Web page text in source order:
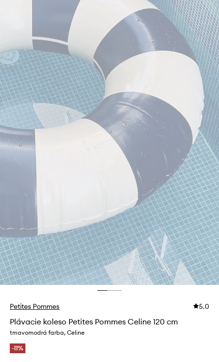
Petites Pommes 5.0
Plávacie koleso Petites Pommes Celine 120 cm
tmavomodrá farba, Celine
-11%